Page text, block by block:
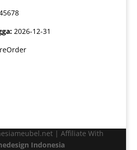
2026-12-31
| Affiliate With
Indonesia